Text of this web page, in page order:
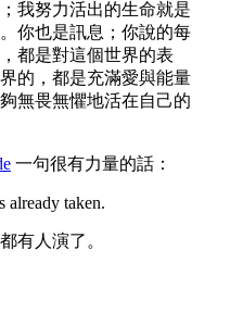
我努力活出的生命就是
你也是訊息；你說的每
都是對這個世界的表
的，都是充滿愛與能量
無畏無懼地活在自己的
一句很有力量的話：
already taken.
有人演了。